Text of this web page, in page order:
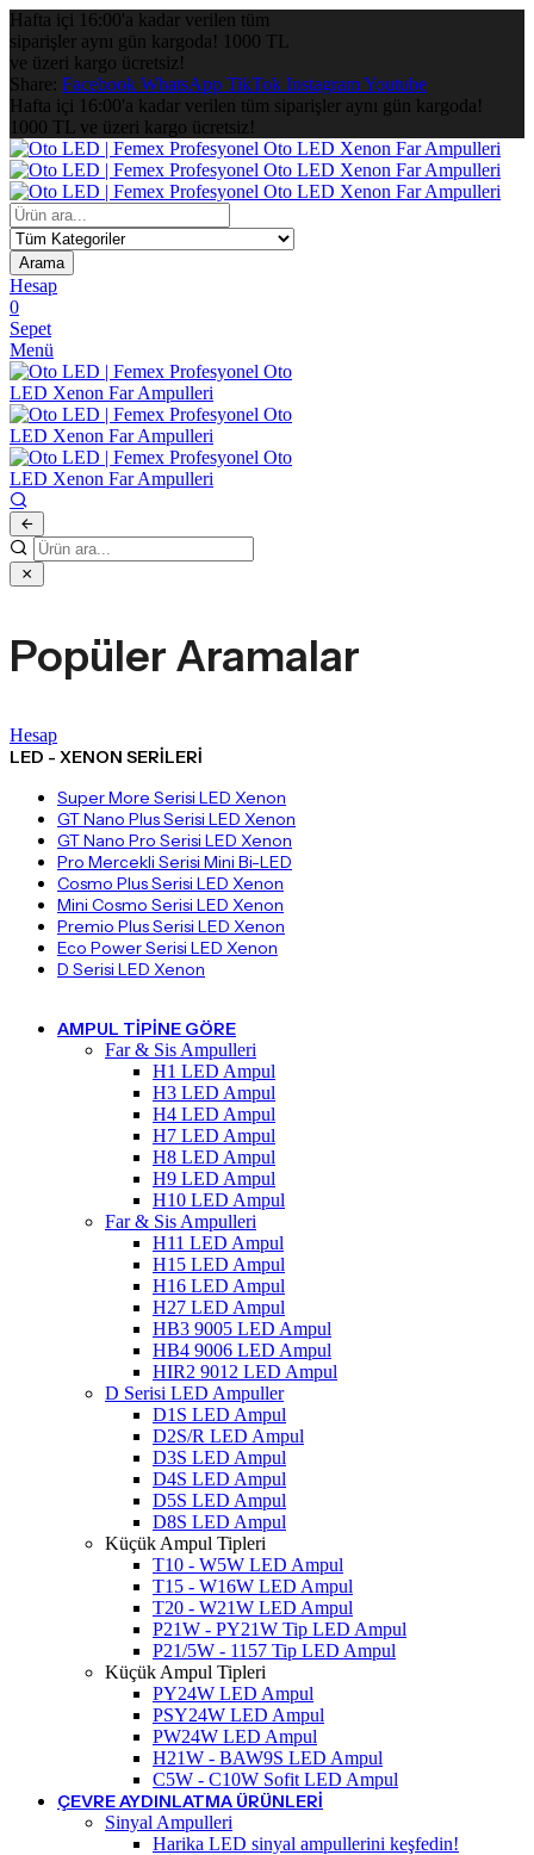
Hafta içi 16:00'a kadar verilen tüm
siparişler aynı gün kargoda! 1000 TL
ve üzeri kargo ücretsiz!
Share: Facebook WhatsApp TikTok InstagramYoutube
Hafta içi 16:00'a kadar verilen tüm siparişler aynı gün kargoda!
1000 TL ve üzeri kargo ücretsiz!
Arama
Hesap
0
Sepet
Menü
Popüler Aramalar
Hesap
LED - XENON SERILERI
Super More Serisi LED Xenon
GT Nano Plus Serisi LED Xenon
GT Nano Pro Serisi LED Xenon
Pro Mercekli Serisi Mini Bi-LED
Cosmo Plus Serisi LED Xenon
Mini Cosmo Serisi LED Xenon
Premio Plus Serisi LED Xenon
Eco Power Serisi LED Xenon
D Serisi LED Xenon
AMPUL TIPINE GÖRE
Far & Sis Ampulleri
H1 LED Ampul
H3 LED Ampul
H4 LED Ampul
H7 LED Ampul
H8 LED Ampul
H9 LED Ampul
H10 LED Ampul
Far & Sis Ampulleri
H11 LED Ampul
H15 LED Ampul
H16 LED Ampul
H27 LED Ampul
HB3 9005 LED Ampul
HB4 9006 LED Ampul
HIR2 9012 LED Ampul
D Serisi LED Ampuller
D1S LED Ampul
D2S/R LED Ampul
D3S LED Ampul
D4S LED Ampul
D5S LED Ampul
D8S LED Ampul
Küçük Ampul Tipleri
T10 - W5W LED Ampul
T15 - W16W LED Ampul
T20 - W21W LED Ampul
P21W - PY21W Tip LED Ampul
P21/5W - 1157 Tip LED Ampul
Küçük Ampul Tipleri
PY24W LED Ampul
PSY24W LED Ampul
PW24W LED Ampul
H21W - BAW9S LED Ampul
C5W - C10W Sofit LED Ampul
ÇEVRE AYDINLATMA ÜRÜNLERI
Sinyal Ampulleri
Harika LED sinyal ampullerini keşfedin!